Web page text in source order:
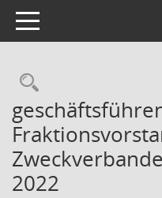
Toggle navigation
2022